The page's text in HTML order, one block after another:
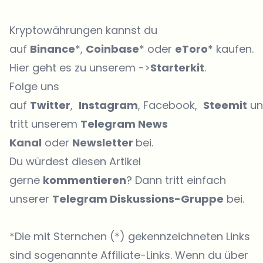
Kryptowährungen kannst du
auf Binance*, Coinbase* oder eToro* kaufen.
Hier geht es zu unserem ->Starterkit.
Folge uns
auf Twitter, Instagram, Facebook, Steemit
tritt unserem Telegram News
Kanal oder Newsletter bei.
Du würdest diesen Artikel
gerne kommentieren? Dann tritt einfach
unserer Telegram Diskussions-Gruppe bei.
*Die mit Sternchen (*) gekennzeichneten Links
sind sogenannte Affiliate-Links. Wenn du über